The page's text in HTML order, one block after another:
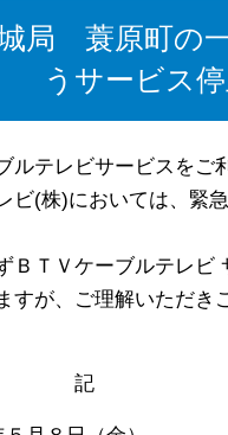
局 蓑原町の
うサービス
ルテレビサービスをご
ビ(株)においては、緊
ＢＴＶケーブルテレビ
すが、ご理解いただき